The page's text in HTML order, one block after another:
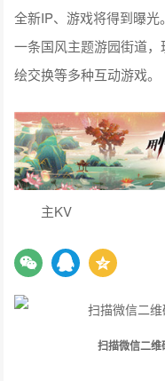
全新IP、游戏将得到曝
一条国风主题游园街道
绘交换等多种互动游戏。
主KV
扫描微信二